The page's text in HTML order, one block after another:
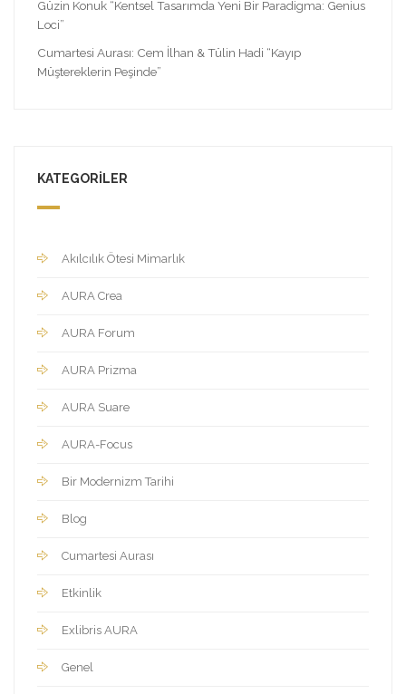
Güzin Konuk “Kentsel Tasarımda Yeni Bir Paradigma: Genius
Loci”
Cumartesi Aurası: Cem İlhan & Tülin Hadi “Kayıp
Müştereklerin Peşinde”
KATEGORILER
Akılcılık Ötesi Mimarlık
AURA Crea
AURA Forum
AURA Prizma
AURA Suare
AURA-Focus
Bir Modernizm Tarihi
Blog
Cumartesi Aurası
Etkinlik
Exlibris AURA
Genel